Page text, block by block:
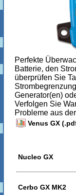
Perfekte
Batterie, den
überprüfen Sie
Generator(en)
Verfolgen Sie
Probleme aus
Venus GX
Nucleo GX
Cerbo GX MK2